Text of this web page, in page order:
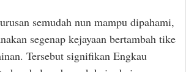
semudah nun mampu dipahami,
segenap kejayaan bertambah tike
Tersebut signifikan Engkau